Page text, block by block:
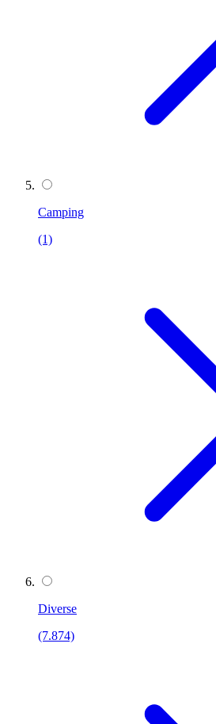
Camping
(1)
Diverse
(7.874)